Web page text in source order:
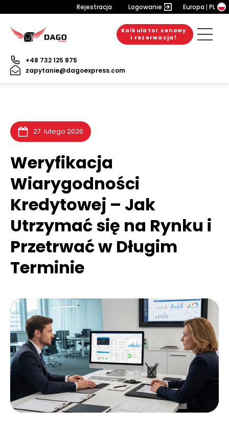
Rejestracja Logowanie Europa PL
Kalkulator cenowy
i rezerwacja!
+48 732 125 875
zapytanie@dagoexpress.com
27. lutego 2026
Weryfikacja
Wiarygodności
Kredytowej – Jak
Utrzymać się na Rynku i
Przetrwać w Długim
Terminie
6. sierpnia 2026
20. lipca 2026
10. lipca 2026